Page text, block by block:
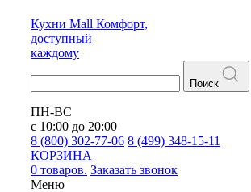
Кухни Mall Комфорт,
доступный
каждому
Поиск
ПН-ВС
с 10:00 до 20:00
8 (800) 302-77-06 8 (499) 348-15-11
КОРЗИНА
0 товаров. Заказать звонок
Меню